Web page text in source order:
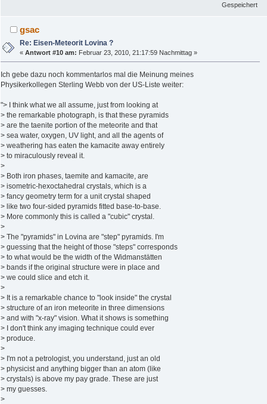
Gespeichert
gsac
Re: Eisen-Meteorit Lovina ?
«Antwort #10 am: Februar 23, 2010, 21:17:59 Nachmittag »
Ich gebe dazu noch kommentarlos mal die Meinung meines
Physikerkollegen Sterling Webb von der US-Liste weiter:
"> I think what we all assume, just from looking at
> the remarkable photograph, is that these pyramids
> are the taenite portion of the meteorite and that
> sea water, oxygen, UV light, and all the agents of
> weathering has eaten the kamacite away entirely
> to miraculously reveal it.
>
> Both iron phases, taemite and kamacite, are
> isometric-hexoctahedral crystals, which is a
> fancy geometry term for a unit crystal shaped
> like two four-sided pyramids fitted base-to-base.
> More commonly this is called a "cubic" crystal.
>
> The "pyramids" in Lovina are "step" pyramids. I'm
> guessing that the height of those "steps" corresponds
> to what would be the width of the Widmanstätten
> bands if the original structure were in place and
> we could slice and etch it.
>
> It is a remarkable chance to "look inside" the crystal
> structure of an iron meteorite in three dimensions
> and with "x-ray" vision. What it shows is something
> I don't think any imaging technique could ever
> produce.
>
> I'm not a petrologist, you understand, just an old
> physicist and anything bigger than an atom (like
> crystals) is above my pay grade. These are just
> my guesses.
>